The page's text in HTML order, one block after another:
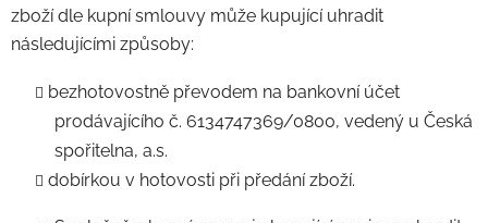
zboží dle kupní smlouvy může kupující uhradit
následujícími způsoby:
bezhotovostně převodem na bankovní účet
prodávajícího č. 6134747369/0800, vedený u Česká
spořitelna, a.s.
dobírkou v hotovosti při předání zboží.